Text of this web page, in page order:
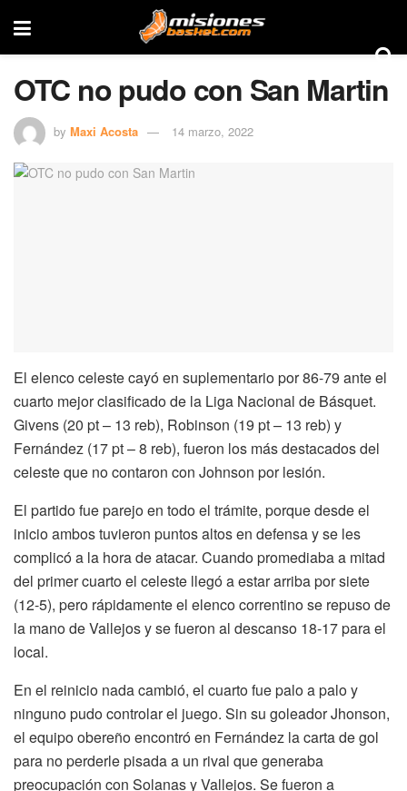
OTC no pudo con San Martin
by Maxi Acosta 14 marzo, 2022
El elenco celeste cayó en suplementario por 86-79 ante el
cuarto mejor clasificado de la Liga Nacional de Básquet.
Givens (20 pt – 13 reb), Robinson (19 pt – 13 reb) y
Fernández (17 pt – 8 reb), fueron los más destacados del
celeste que no contaron con Johnson por lesión.
El partido fue parejo en todo el trámite, porque desde el
inicio ambos tuvieron puntos altos en defensa y se les
complicó a la hora de atacar. Cuando promediaba a mitad
del primer cuarto el celeste llegó a estar arriba por siete
(12-5), pero rápidamente el elenco correntino se repuso de
la mano de Vallejos y se fueron al descanso 18-17 para el
local.
En el reinicio nada cambió, el cuarto fue palo a palo y
ninguno pudo controlar el juego. Sin su goleador Jhonson,
el equipo obereño encontró en Fernández la carta de gol
para no perderle pisada a un rival que generaba
preocupación con Solanas y Vallejos. Se fueron a